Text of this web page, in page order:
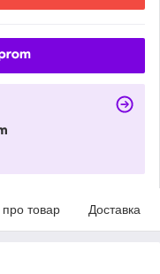
про товар Доставка